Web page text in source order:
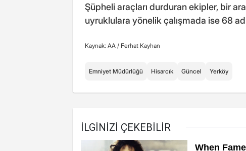
Şüpheli araçları durduran ekipler, bir
uyruklulara yönelik çalışmada ise 68
Kaynak: AA / Ferhat Kayhan
Emniyet Müdürlüğü Hisarcık Güncel Yerköy